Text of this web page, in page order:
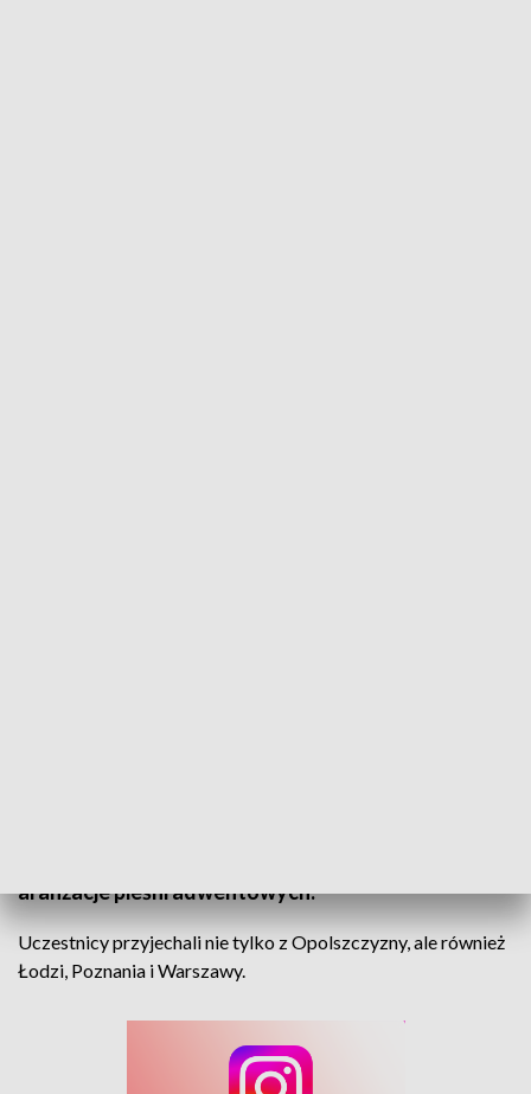
aranżacje pieśni adwentowych.
Uczestnicy przyjechali nie tylko z Opolszczyzny, ale również
Łodzi, Poznania i Warszawy.